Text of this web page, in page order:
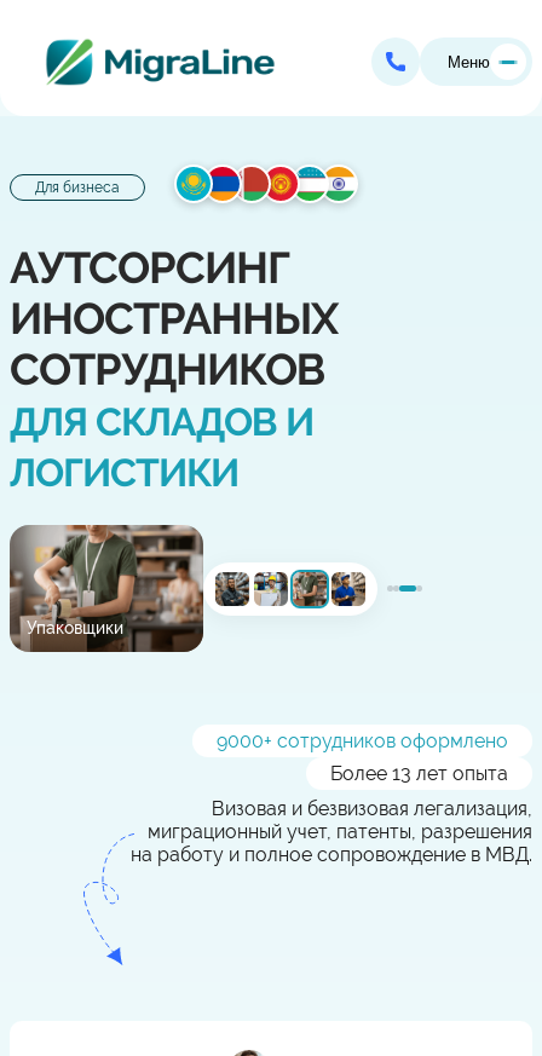
Меню
Для бизнеса
АУТСОРСИНГ
ИНОСТРАННЫХ
СОТРУДНИКОВ
ДЛЯ СКЛАДОВ И
ЛОГИСТИКИ
Упаковщики
9000+ сотрудников оформлено
Более 13 лет опыта
Визовая и безвизовая легализация,
миграционный учет, патенты, разрешения
на работу и полное сопровождение в МВД.